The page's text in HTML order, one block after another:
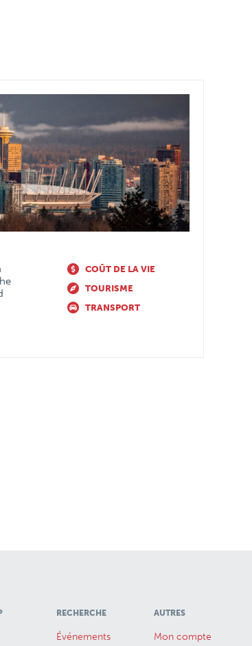
COÛT DE LA VIE
TOURISME
TRANSPORT
RECHERCHE
Événements
AUTRES
Mon compte